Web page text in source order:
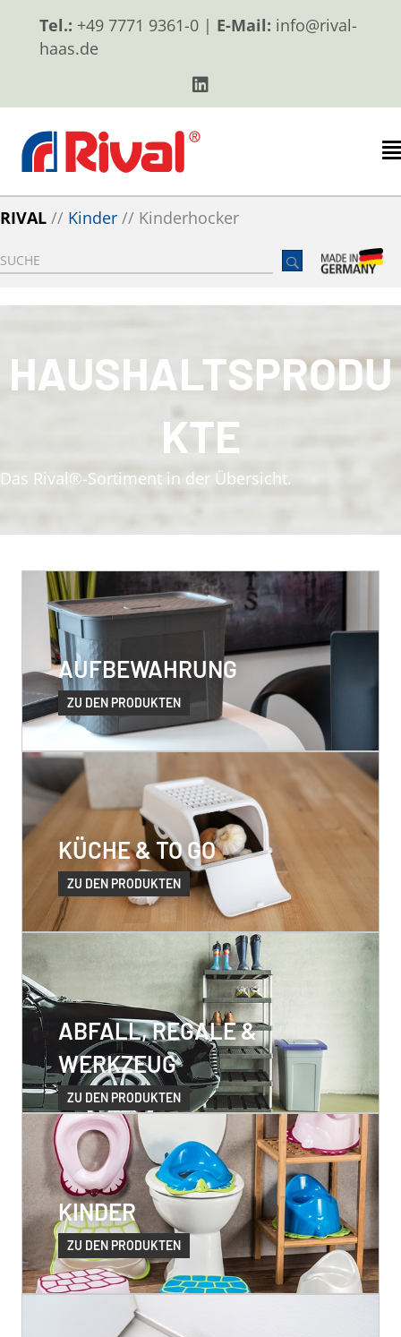
Tel.: +49 7771 9361-0 | E-Mail: info@rival-
haas.de
RIVAL // Kinder // Kinderhocker
HAUSHALTSPRODU
KTE
Das Rival®-Sortiment in der Übersicht.
AUFBEWAHRUNG
ZU DEN PRODUKTEN
KÜCHE & TO GO
ZU DEN PRODUKTEN
ABFALL, REGALE &
WERKZEUG
ZU DEN PRODUKTEN
KINDER
ZU DEN PRODUKTEN